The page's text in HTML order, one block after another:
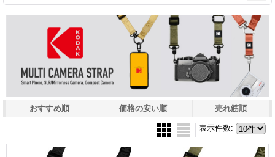
おすすめ順 価格の安い順 売れ筋順
表示件数: